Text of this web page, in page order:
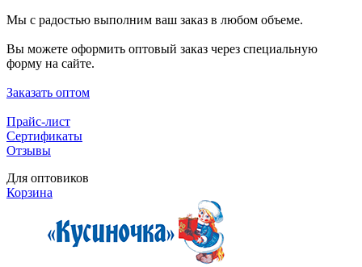
Мы с радостью выполним ваш заказ в любом объеме.
Вы можете оформить оптовый заказ через специальную
форму на сайте.
Заказать оптом
Прайс-лист
Сертификаты
Отзывы
Для оптовиков
Корзина